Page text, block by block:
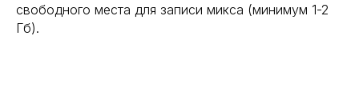
свободного места для записи микса (минимум 1-2
Гб).